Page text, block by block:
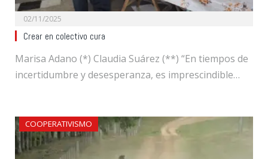
02/11/2025
Crear en colectivo cura
Marisa Adano (*) Claudia Suárez (**) “En tiempos de
incertidumbre y desesperanza, es imprescindible…
COOPERATIVISMO